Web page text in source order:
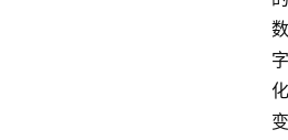
数
字
化
变